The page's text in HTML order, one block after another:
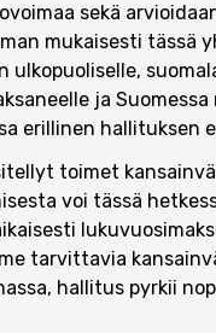
sekä
mukaisesti
ulkopuoliselle,
ja
erillinen hallituksen
toimet
voi tässä
tarvittavia
hallitus pyrkii